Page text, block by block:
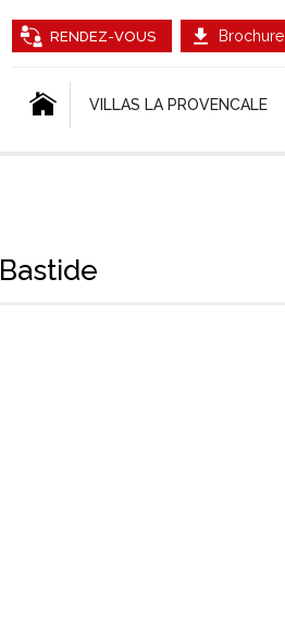
RENDEZ-VOUS Brochure
VILLAS LA PROVENCALE
Bastide